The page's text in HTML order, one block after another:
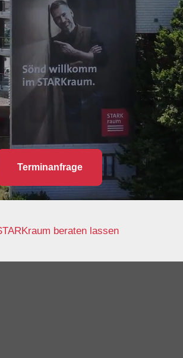
Terminanfrage
beraten lassen